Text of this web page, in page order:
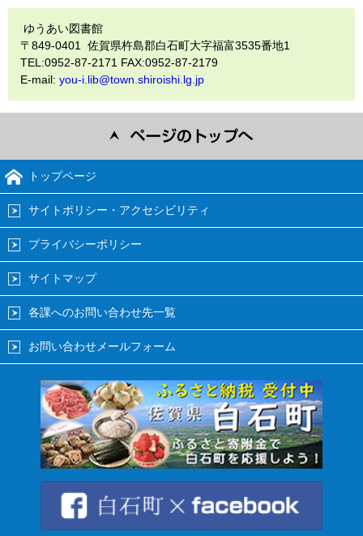
ゆうあい図書館
〒849-0401 佐賀県杵島郡白石町大字福富3535番地1
TEL:0952-87-2171 FAX:0952-87-2179
E-mail: you-i.lib@town.shiroishi.lg.jp
トップページ
サイトポリシー・アクセシビリティ
プライバシーポリシー
サイトマップ
各課へのお問い合わせ先一覧
お問い合わせメールフォーム